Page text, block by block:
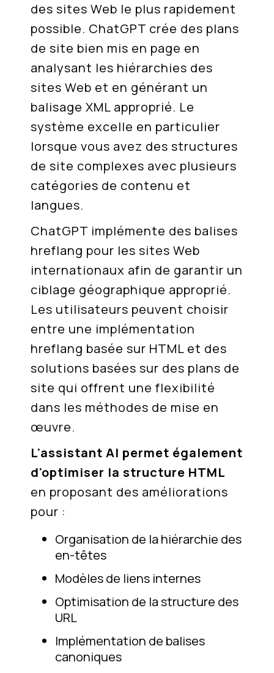
des sites Web le plus rapidement
possible. ChatGPT crée des plans
de site bien mis en page en
analysant les hiérarchies des
sites Web et en générant un
balisage XML approprié. Le
système excelle en particulier
lorsque vous avez des structures
de site complexes avec plusieurs
catégories de contenu et
langues.
ChatGPT implémente des balises
hreflang pour les sites Web
internationaux afin de garantir un
ciblage géographique approprié.
Les utilisateurs peuvent choisir
entre une implémentation
hreflang basée sur HTML et des
solutions basées sur des plans de
site qui offrent une flexibilité
dans les méthodes de mise en
œuvre.
L'assistant AI permet également
d'optimiser la structure HTML
en proposant des améliorations
pour :
Organisation de la hiérarchie des
en-têtes
Modèles de liens internes
Optimisation de la structure des
URL
Implémentation de balises
canoniques